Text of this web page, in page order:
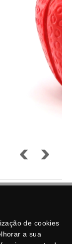
de cookies
a sua